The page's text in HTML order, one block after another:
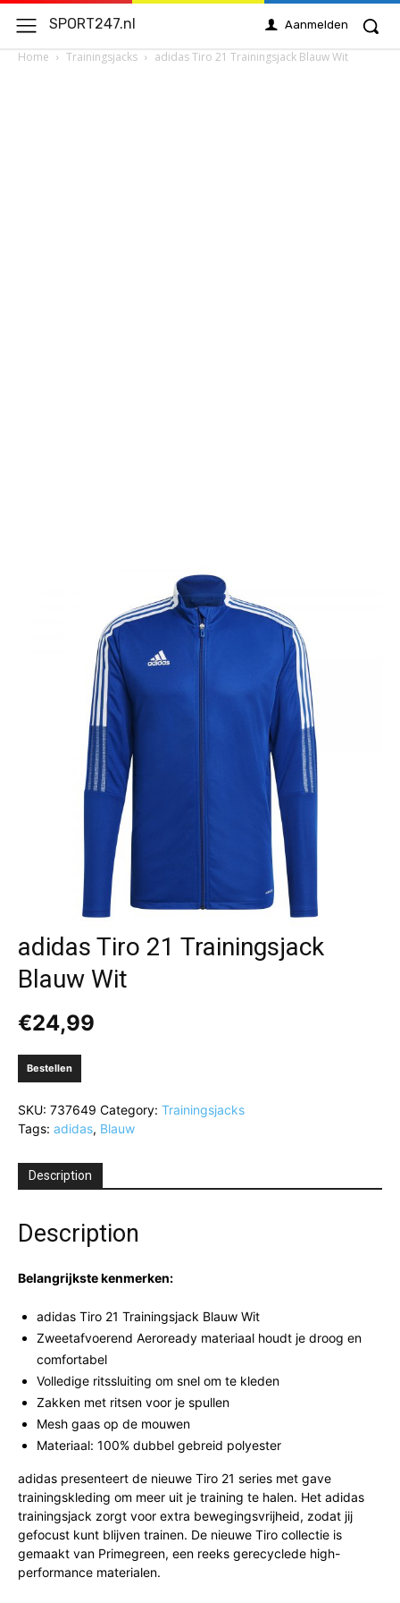
SPORT247.nl Aanmelden
Home Trainingsjacks adidas Tiro 21 Trainingsjack Blauw Wit
adidas Tiro 21 Trainingsjack
Blauw Wit
€24,99
Bestellen
SKU: 737649 Category: Trainingsjacks
Tags: adidas, Blauw
Description
Description
Belangrijkste kenmerken:
adidas Tiro 21 Trainingsjack Blauw Wit
Zweetafvoerend Aeroready materiaal houdt je droog en
comfortabel
Volledige ritssluiting om snel om te kleden
Zakken met ritsen voor je spullen
Mesh gaas op de mouwen
Materiaal: 100% dubbel gebreid polyester
adidas presenteert de nieuwe Tiro 21 series met gave
trainingskleding om meer uit je training te halen. Het adidas
trainingsjack zorgt voor extra bewegingsvrijheid, zodat jij
gefocust kunt blijven trainen. De nieuwe Tiro collectie is
gemaakt van Primegreen, een reeks gerecyclede high-
performance materialen.